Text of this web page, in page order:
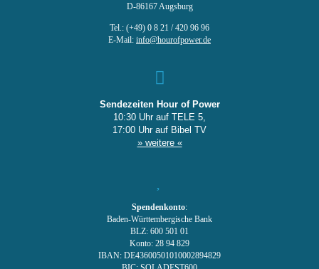
D-86167 Augsburg
Tel.: (+49) 0 8 21 / 420 96 96
E-Mail: info@hourofpower.de
Sendezeiten Hour of Power
10:30 Uhr auf TELE 5,
17:00 Uhr auf Bibel TV
» weitere «
Spendenkonto:
Baden-Württembergische Bank
BLZ: 600 501 01
Konto: 28 94 829
IBAN: DE43600501010002894829